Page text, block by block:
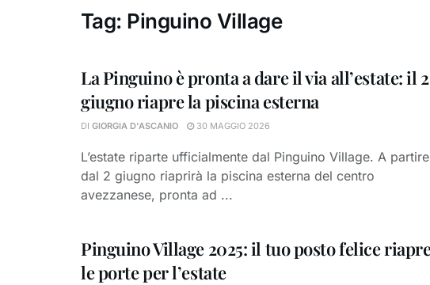
Tag: Pinguino Village
La Pinguino è pronta a dare il via all’estate: il 2
giugno riapre la piscina esterna
DI GIORGIA D'ASCANIO 30 MAGGIO 2026
L’estate riparte ufficialmente dal Pinguino Village. A partire
dal 2 giugno riaprirà la piscina esterna del centro
avezzanese, pronta ad ...
Pinguino Village 2025: il tuo posto felice
le porte per l’estate